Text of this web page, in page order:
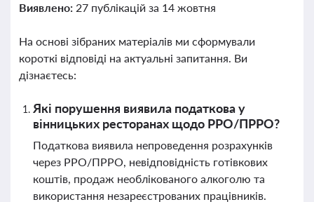
Виявлено: 27 публікацій за 14 жовтня
На основі зібраних матеріалів ми сформували
короткі відповіді на актуальні запитання. Ви
дізнаєтесь:
Які порушення виявила податкова у
вінницьких ресторанах щодо РРО/ПРРО?
Податкова виявила непроведення розрахунків
через РРО/ПРРО, невідповідність готівкових
коштів, продаж необлікованого алкоголю та
використання незареєстрованих працівників.